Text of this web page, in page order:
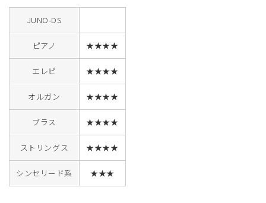
JUNO-DS
ピアノ ★★★★
エレピ ★★★★
オルガン ★★★★
ブラス ★★★★
ストリングス ★★★★
シンセリード系 ★★★